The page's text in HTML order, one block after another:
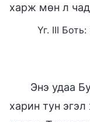
харж мөн л
Үг. III
Энэ удаа
харин тун